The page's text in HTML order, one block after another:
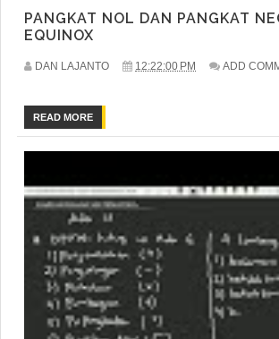
PANGKAT NOL DAN PANGKAT
EQUINOX
DAN LAJANTO 12:22:00 PM ADD
READ MORE